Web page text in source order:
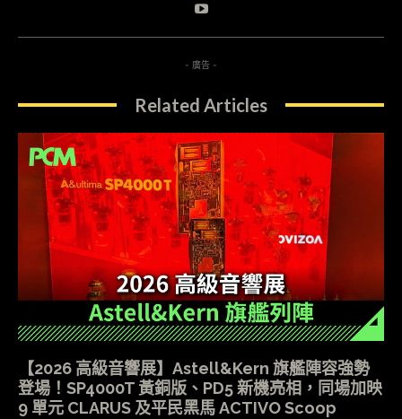
- 廣告 -
Related Articles
【2026 高級音響展】Astell&Kern 旗艦陣容強勢
登場！SP4000T 黃銅版、PD5 新機亮相，同場加映
9 單元 CLARUS 及平民黑馬 ACTIVO Scoop